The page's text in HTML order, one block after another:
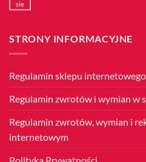
sie
Rocznica
STRONY INFORMACYJNE
Regulamin sklepu internetowego
Regulamin zwrotów i wymian w
Regulamin zwrotów, wymian i
internetowym
Polityka Prywatności